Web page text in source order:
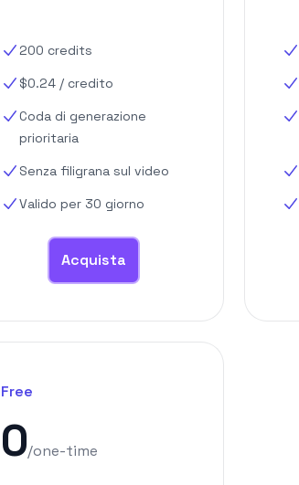
200 credits
$0.24 / credito
Coda di generazione
prioritaria
Senza filigrana sul video
Valido per 30 giorno
Acquista
Free
0/one-time